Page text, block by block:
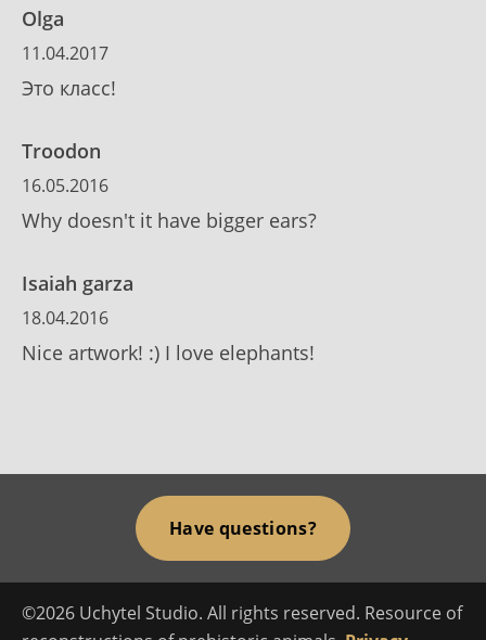
Olga
11.04.2017
Это класс!
Troodon
16.05.2016
Why doesn't it have bigger ears?
Isaiah garza
18.04.2016
Nice artwork! :) I love elephants!
Have questions?
©2026 Uchytel Studio. All rights reserved. Resource of